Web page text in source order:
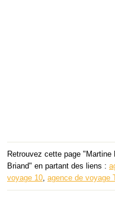
Retrouvez cette page
Briand" en partant des liens :
voyage 10, agence de voyage